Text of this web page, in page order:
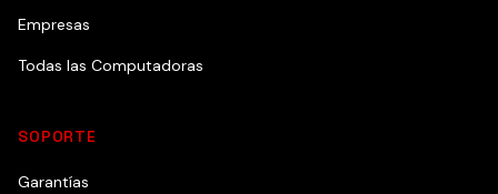
Empresas
Todas las Computadoras
SOPORTE
Garantías